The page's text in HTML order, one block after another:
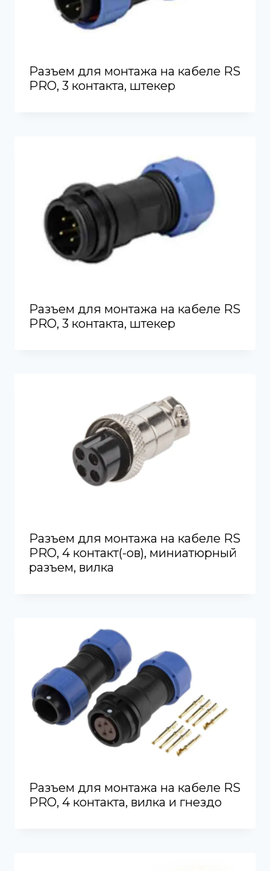
Разъем для монтажа на кабеле RS
PRO, 3 контакта, штекер
Разъем для монтажа на кабеле RS
PRO, 3 контакта, штекер
Разъем для монтажа на кабеле RS
PRO, 4 контакт(-ов), миниатюрный
разъем, вилка
Разъем для монтажа на кабеле RS
PRO, 4 контакта, вилка и гнездо